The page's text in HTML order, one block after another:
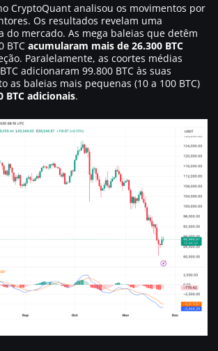
CryptoQuant analisou os movimentos por
Os resultados revelam uma
do mercado. As mega baleias que detêm
BTC acumularam mais de 26.300 BTC
Paralelamente, as coortes médias
adicionaram 99.800 BTC às suas
as baleias mais pequenas (10 a 100 BTC)
BTC adicionais.